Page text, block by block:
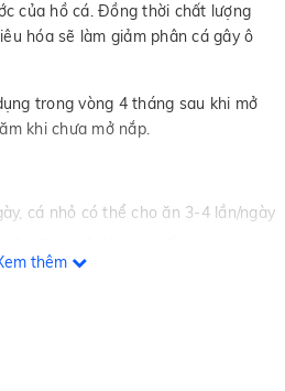
của hồ cá. Đồng thời chất lượng
hóa sẽ làm giảm phân cá gây ô
trong vòng 4 tháng sau khi mở
khi chưa mở nắp.
cá nhỏ có thể cho ăn 3-4 lần/ngày
thêm